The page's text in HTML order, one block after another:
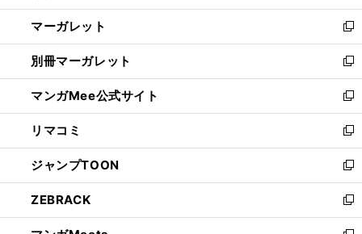
開
く
ウ
で
開
く
ン
ド
ウ
で
開
く
し
い
ウ
ィ
ン
ド
ウ
で
開
く
マーガレット
新
し
い
ウ
ィ
ン
ド
ウ
で
開
く
別冊マーガレット
新
し
い
ウ
ィ
ン
ド
ウ
で
開
マンガMee公式サイト
新
し
い
ウ
ィ
ン
ド
ウ
リマコミ
新
し
い
ウ
ィ
ン
ジャンプTOON
新
し
い
ウ
ZEBRACK
新
し